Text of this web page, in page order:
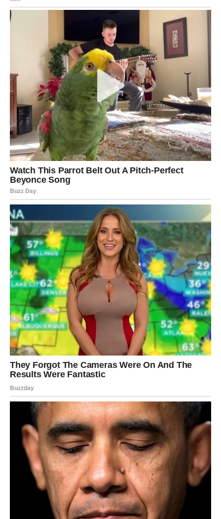
RIBE
Intuicija vas vodi prema pravim odlukama.
Naredna 48 sata donose vam osjećaj da se stvari
konačno slažu na svoje mjesto.
Poruka zvijezda
Vjerujte sebi.
Duša vam pokazuje pravi put
Pred vama su emotivni trenuci.
Narednih 48 sati donose mnogo više od običnih
svakodnevnih događaja. Zvijezde pokazuju da će se
pojaviti prilike, susreti i vijesti koje mogu promijeniti
raspoloženje, planove pa čak i životni pravac.
Najviše će se izdvojitiVage, Škorpije i Vodolije
, kojima
sudbina sprema iznenađenja kakva se ne događaju često.
Ponekad su najveće promjene upravo one koje nismo
planirali. Upravo takvu igru sudbine donose naredna 48
sata.